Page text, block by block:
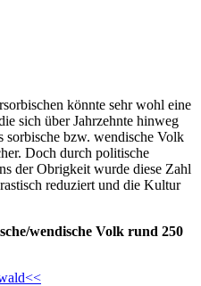
könnte sehr wohl eine
sich über Jahrzehnte hinweg
sorbische bzw. wendische Volk
Doch durch politische
der Obrigkeit wurde diese Zahl
reduziert und die Kultur
wendische Volk rund 250